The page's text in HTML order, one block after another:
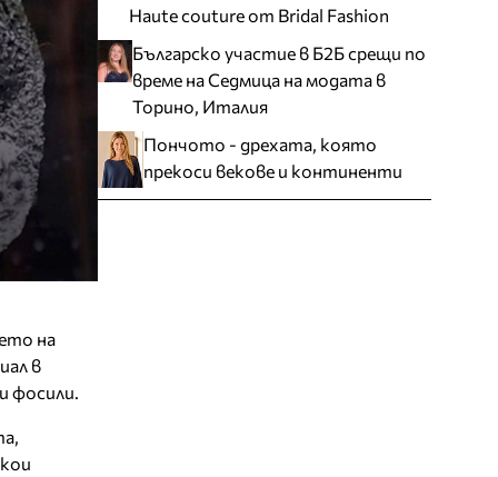
на
в
фосили.
Haute couture от Bridal Fashion
Българско участие в Б2Б срещи по
време на Седмица на модата в
Торино, Италия
Пончото - дрехата, която
прекоси векове и континенти